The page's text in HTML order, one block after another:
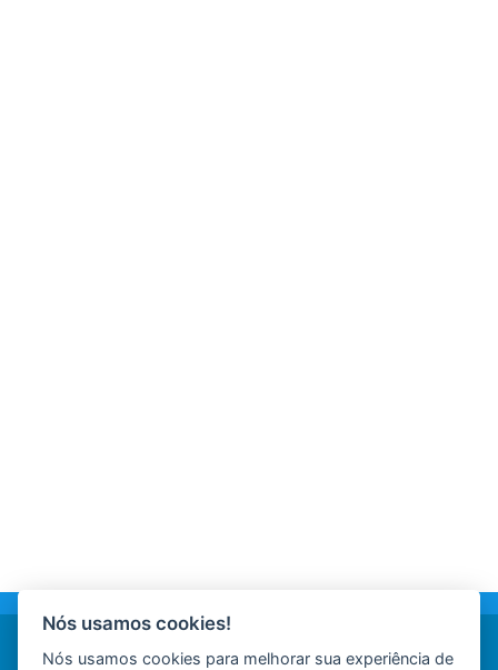
Nós usamos cookies!
Nós usamos cookies para melhorar sua experiência de